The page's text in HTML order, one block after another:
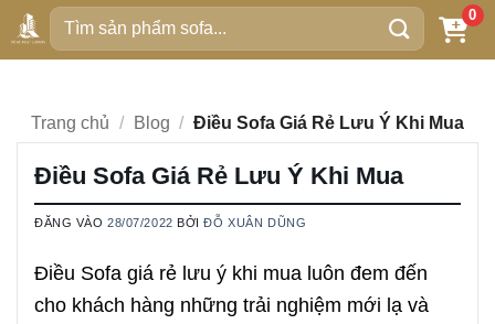
qua
Tìm
kiếm:
0
Trang chủ / Blog / Điều Sofa Giá Rẻ Lưu Ý Khi Mua
Điều Sofa Giá Rẻ Lưu Ý Khi Mua
ĐĂNG VÀO28/07/2022 BỞIĐỖ XUÂN DŨNG
Điều Sofa giá rẻ lưu ý khi mua luôn đem đến
cho khách hàng những trải nghiệm mới lạ và